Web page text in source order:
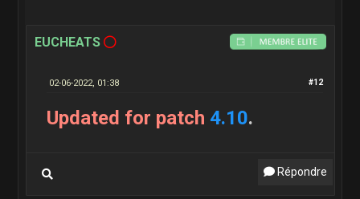
EUCHEATS
#12
02-06-2022, 01:38
Updated for patch 4.10.
Répondre